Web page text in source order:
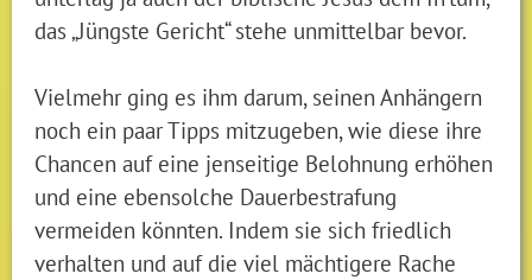
das „Jüngste Gericht“ stehe unmittelbar bevor.
Vielmehr ging es ihm darum, seinen Anhängern
noch ein paar Tipps mitzugeben, wie diese ihre
Chancen auf eine jenseitige Belohnung erhöhen
und eine ebensolche Dauerbestrafung
vermeiden könnten. Indem sie sich friedlich
verhalten und auf die viel mächtigere Rache